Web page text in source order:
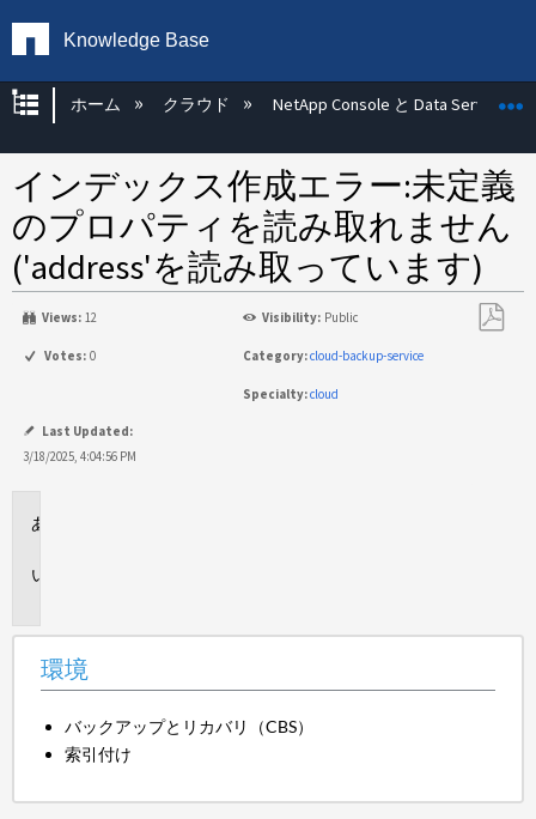
Knowledge Base
グローバル階層を展開/折りたたむ
ホーム クラウド NetApp Console と Data Services
インデックス作成エラー:未定義
のプロパティを読み取れません
('address'を読み取っています)
Views: 12 Visibility: Public
Votes: 0 Category:cloud-backup-service
Specialty:cloud
Last Updated:
3/18/2025, 4:04:56 PM
環境
バックアップとリカバリ（CBS）
索引付け